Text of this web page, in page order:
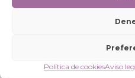
Política de cookiesAviso